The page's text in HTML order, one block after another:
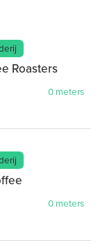
Roasters
0 meters
0 meters